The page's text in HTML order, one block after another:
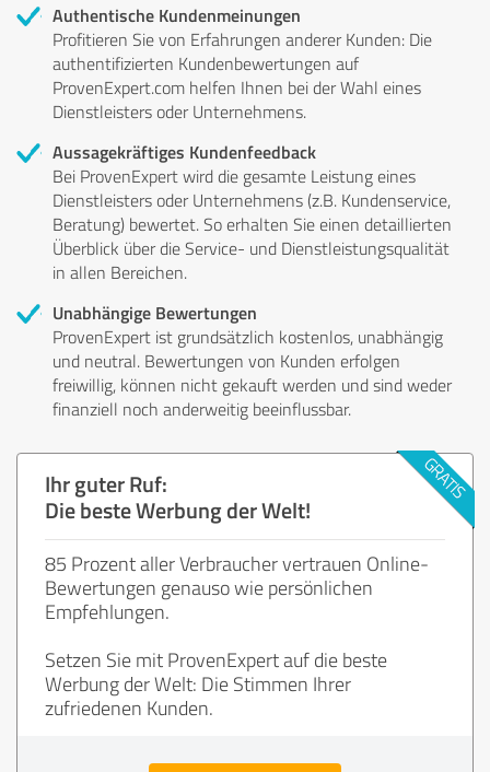
Authentische Kundenmeinungen
Profitieren Sie von Erfahrungen anderer Kunden: Die
authentifizierten Kundenbewertungen auf
ProvenExpert.com helfen Ihnen bei der Wahl eines
Dienstleisters oder Unternehmens.
Aussagekräftiges Kundenfeedback
Bei ProvenExpert wird die gesamte Leistung eines
Dienstleisters oder Unternehmens (z.B. Kundenservice,
Beratung) bewertet. So erhalten Sie einen detaillierten
Überblick über die Service- und Dienstleistungsqualität
in allen Bereichen.
Unabhängige Bewertungen
ProvenExpert ist grundsätzlich kostenlos, unabhängig
und neutral. Bewertungen von Kunden erfolgen
freiwillig, können nicht gekauft werden und sind weder
finanziell noch anderweitig beeinflussbar.
Ihr guter Ruf:
Die beste Werbung der Welt!
85 Prozent aller Verbraucher vertrauen Online-
Bewertungen genauso wie persönlichen
Empfehlungen.
Setzen Sie mit ProvenExpert auf die beste
Werbung der Welt: Die Stimmen Ihrer
zufriedenen Kunden.